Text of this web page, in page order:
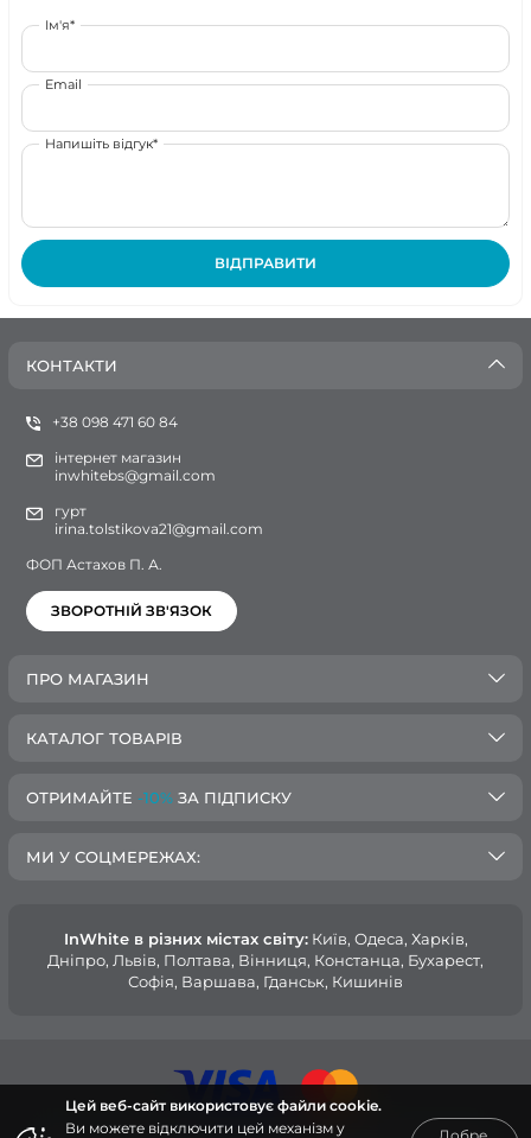
Ім'я*
Email
Напишіть відгук*
ВІДПРАВИТИ
КОНТАКТИ
+38 098 471 60 84
інтернет магазин
inwhitebs@gmail.com
гурт
irina.tolstikova21@gmail.com
ФОП Астахов П. А.
ЗВОРОТНІЙ ЗВ'ЯЗОК
ПРО МАГАЗИН
КАТАЛОГ ТОВАРІВ
ОТРИМАЙТЕ -10% ЗА ПІДПИСКУ
МИ У СОЦМЕРЕЖАХ:
InWhite в різних містах світу:Київ, Одеса, Харків,
Дніпро, Львів, Полтава, Вінниця, Констанца, Бухарест,
Софія, Варшава, Гданськ, Кишинів
Цей веб-сайт використовує файли cookie.
Ви можете відключити цей механізм у
Добре,